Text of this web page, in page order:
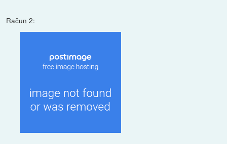
Račun 2: